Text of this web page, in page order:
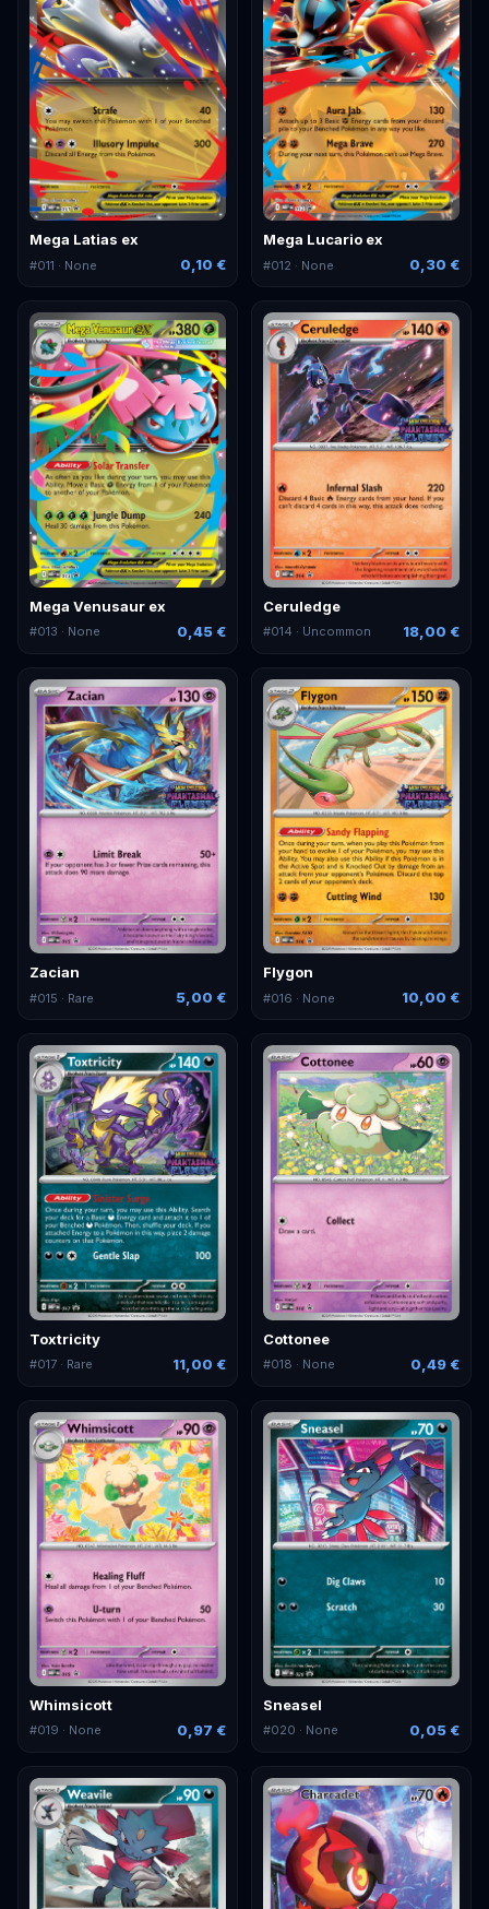
Mega Latias ex
#011 · None 0,10 €
Mega Lucario ex
#012 · None 0,30 €
Mega Venusaur ex
#013 · None 0,45 €
Ceruledge
#014 · Uncommon 18,00 €
Zacian
#015 · Rare 5,00 €
Flygon
#016 · None 10,00 €
Toxtricity
#017 · Rare 11,00 €
Cottonee
#018 · None 0,49 €
Whimsicott
#019 · None 0,97 €
Sneasel
#020 · None 0,05 €